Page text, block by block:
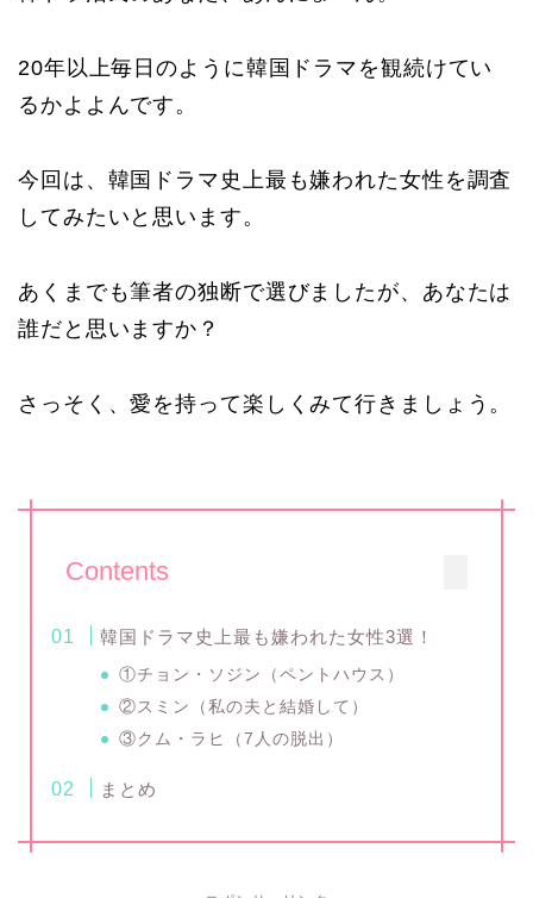
20年以上毎日のように韓国ドラマを観続けてい
るかよよんです。
今回は、韓国ドラマ史上最も嫌われた女性を調査
してみたいと思います。
あくまでも筆者の独断で選びましたが、あなたは
誰だと思いますか？
さっそく、愛を持って楽しくみて行きましょう。
Contents
韓国ドラマ史上最も嫌われた女性3選！
①チョン・ソジン（ペントハウス）
②スミン（私の夫と結婚して）
③クム・ラヒ（7人の脱出）
まとめ